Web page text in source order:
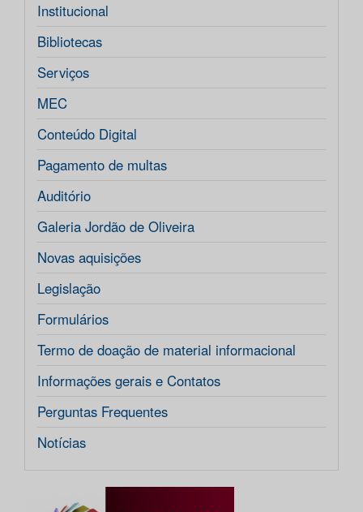
Institucional
Bibliotecas
Serviços
MEC
Conteúdo Digital
Pagamento de multas
Auditório
Galeria Jordão de Oliveira
Novas aquisições
Legislação
Formulários
Termo de doação de material informacional
Informações gerais e Contatos
Perguntas Frequentes
Notícias